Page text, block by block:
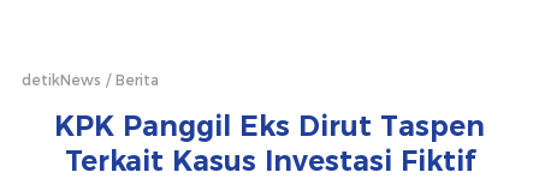
detikNews Berita
KPK Panggil Eks Dirut Taspen
Terkait Kasus Investasi Fiktif